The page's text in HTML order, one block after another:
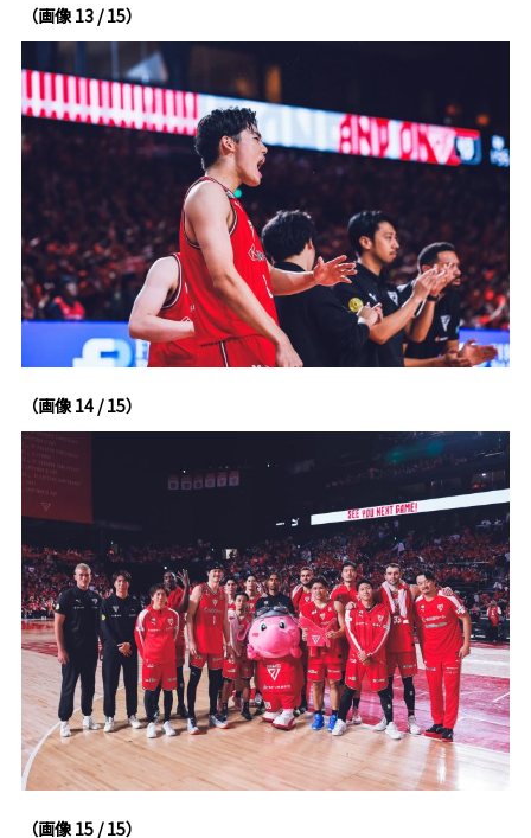
（画像 13 / 15）
（画像 14 / 15）
（画像 15 / 15）